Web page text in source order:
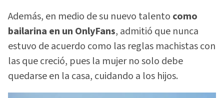
Además, en medio de su nuevo talento como
bailarina en un OnlyFans, admitió que nunca
estuvo de acuerdo como las reglas machistas con
las que creció, pues la mujer no solo debe
quedarse en la casa, cuidando a los hijos.